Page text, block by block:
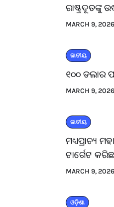
ରାଷ୍ଟ୍ରଦୂତଙ୍କୁ
MARCH 9, 2026
ଜାତୀୟ
୧୦୦ ଡଲାର
MARCH 9, 2026
ଜାତୀୟ
ମଧ୍ୟପ୍ରାଚ୍ୟ
ଟାର୍ଗେଟ
MARCH 9, 2026
ଓଡ଼ିଶା